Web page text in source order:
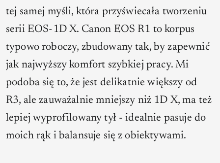
tej samej myśli, która przyświecała tworzeniu
serii EOS-1D X. Canon EOS R1 to korpus
typowo roboczy, zbudowany tak, by zapewnić
jak najwyższy komfort szybkiej pracy. Mi
podoba się to, że jest delikatnie większy od
R3, ale zauważalnie mniejszy niż 1D X, ma też
lepiej wyprofilowany tył - idealnie pasuje do
moich rąk i balansuje się z obiektywami.